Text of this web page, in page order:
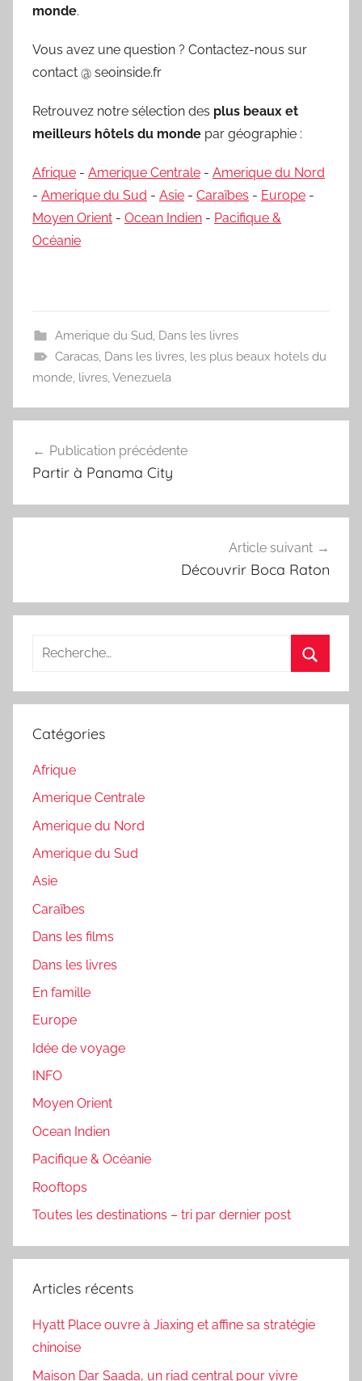
monde.
Vous avez une question ? Contactez-nous sur
contact @ seoinside.fr
Retrouvez notre sélection des plus beaux et
meilleurs hôtels du monde par géographie :
Afrique - Amerique Centrale - Amerique du Nord
- Amerique du Sud - Asie - Caraïbes - Europe -
Moyen Orient - Ocean Indien - Pacifique &
Océanie
Amerique du Sud Dans les livres
Caracas, Dans les livres, les plus beaux hotels du
monde livres Venezuela
de
Publication précédente
Partir à Panama City
Article suivant
Découvrir Boca Raton
Recherche
:
Catégories
Afrique
Amerique Centrale
Amerique du Nord
Amerique du Sud
Asie
Caraïbes
Dans les films
Dans les livres
En famille
Europe
Idée de voyage
INFO
Moyen Orient
Ocean Indien
Pacifique & Océanie
Rooftops
Toutes les destinations – tri par dernier post
Articles récents
Hyatt Place ouvre à Jiaxing et affine sa stratégie
chinoise
Maison Dar Saada, un riad central pour vivre